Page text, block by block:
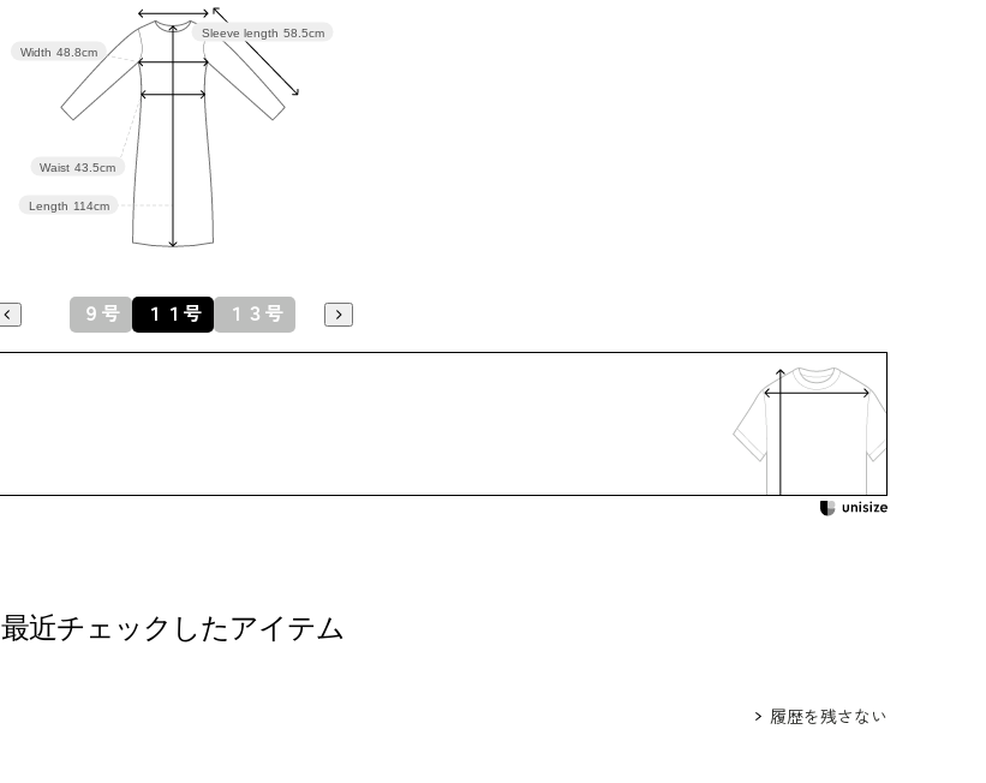
13号
(42)
綿 50％
後ろファスナー
Sleeve length 58.5cm
Length 114cm
Waist 43.5cm
Width 48.8cm
９号 １１号 １３号
最近チェックしたアイテム
履歴を残さない